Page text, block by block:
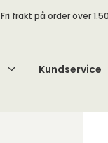
Fri frakt på order över
Kundservice